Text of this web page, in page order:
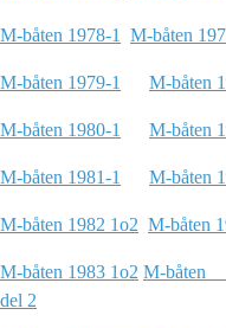
M-båten 1978-1 M-båten
M-båten 1979-1 M-båten
M-båten 1980-1 M-båten
M-båten 1981-1 M-båten
M-båten 1982 1o2 M-båten
M-båten 1983 1o2 M-båten
del 2